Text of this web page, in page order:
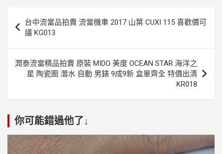
章
導
覽
台中流當品拍賣 流當機車 2017 山葉 CUXI 115 喜歡價可
議 KG013
潤泰流當精品拍賣 原裝 MIDO 美度 OCEAN STAR 海洋之
星 陶瓷圈 潛水 自動 男錶 9成9新 盒單齊全 特價出清
KR018
你可能錯過他了↓